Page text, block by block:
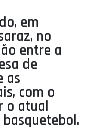
em
no
entre a
de
as
com o
o atual